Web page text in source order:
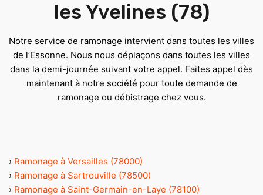
les Yvelines (78)
Notre service de ramonage intervient dans toutes les villes
de l’Essonne. Nous nous déplaçons dans toutes les villes
dans la demi-journée suivant votre appel. Faites appel dès
maintenant à notre société pour toute demande de
ramonage ou débistrage chez vous.
› Ramonage à Versailles (78000)
› Ramonage à Sartrouville (78500)
› Ramonage à Saint-Germain-en-Laye (78100)